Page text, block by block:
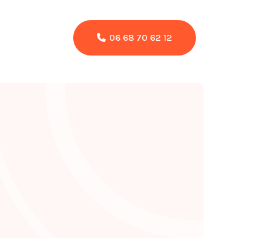
06 68 70 62 12